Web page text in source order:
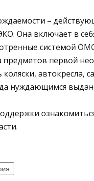
–
Она включает в
системой
первой
автокресла,
нуждающимся